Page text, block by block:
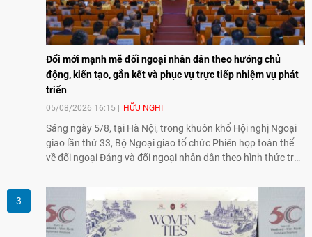
Đổi mới mạnh mẽ đối ngoại nhân dân theo hướng chủ
động, kiến tạo, gắn kết và phục vụ trực tiếp nhiệm vụ phát
triển
05/08/2026 16:15 HỮU NGHỊ
Sáng ngày 5/8, tại Hà Nội, trong khuôn khổ Hội nghị Ngoại
giao lần thứ 33, Bộ Ngoại giao tổ chức Phiên họp toàn thể
về đối ngoại Đảng và đối ngoại nhân dân theo hình thức trực
và các Cơ quan đại diện Việt Nam ở nước ngoài.